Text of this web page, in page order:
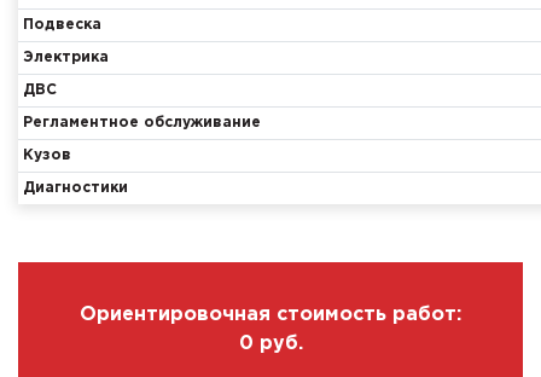
Подвеска
Электрика
ДВС
Регламентное обслуживание
Кузов
Диагностики
Ориентировочная стоимость работ:
0 руб.